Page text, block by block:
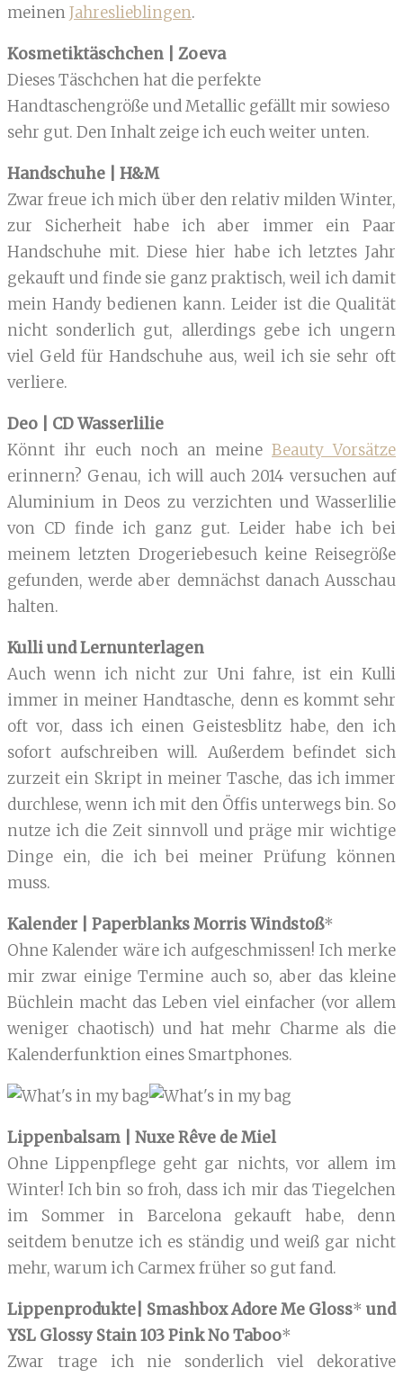
meinenJahreslieblingen.
Kosmetiktäschchen | Zoeva
Dieses Täschchen hat die perfekte
Handtaschengröße und Metallic gefällt mir sowieso
sehr gut. Den Inhalt zeige ich euch weiter unten.
Handschuhe | H&M
Zwar freue ich mich über den relativ milden Winter,
zur Sicherheit habe ich aber immer ein Paar
Handschuhe mit. Diese hier habe ich letztes Jahr
gekauft und finde sie ganz praktisch, weil ich damit
mein Handy bedienen kann. Leider ist die Qualität
nicht sonderlich gut, allerdings gebe ich ungern
viel Geld für Handschuhe aus, weil ich sie sehr oft
verliere.
Deo | CD Wasserlilie
Könnt ihr euch noch an meine Beauty Vorsätze
erinnern? Genau, ich will auch 2014 versuchen auf
Aluminium in Deos zu verzichten und Wasserlilie
von CD finde ich ganz gut. Leider habe ich bei
meinem letzten Drogeriebesuch keine Reisegröße
gefunden, werde aber demnächst danach Ausschau
halten.
Kulli und Lernunterlagen
Auch wenn ich nicht zur Uni fahre, ist ein Kulli
immer in meiner Handtasche, denn es kommt sehr
oft vor, dass ich einen Geistesblitz habe, den ich
sofort aufschreiben will. Außerdem befindet sich
zurzeit ein Skript in meiner Tasche, das ich immer
durchlese, wenn ich mit den Öffis unterwegs bin. So
nutze ich die Zeit sinnvoll und präge mir wichtige
Dinge ein, die ich bei meiner Prüfung können
muss.
Kalender | Paperblanks Morris Windstoß*
Ohne Kalender wäre ich aufgeschmissen! Ich merke
mir zwar einige Termine auch so, aber das kleine
Büchlein macht das Leben viel einfacher (vor allem
weniger chaotisch) und hat mehr Charme als die
Kalenderfunktion eines Smartphones.
Lippenbalsam | Nuxe Rêve de Miel
Ohne Lippenpflege geht gar nichts, vor allem im
Winter! Ich bin so froh, dass ich mir das Tiegelchen
im Sommer in Barcelona gekauft habe, denn
seitdem benutze ich es ständig und weiß gar nicht
mehr, warum ich Carmex früher so gut fand.
Lippenprodukte| Smashbox Adore Me Gloss* und
YSL Glossy Stain 103 Pink No Taboo*
Zwar trage ich nie sonderlich viel dekorative